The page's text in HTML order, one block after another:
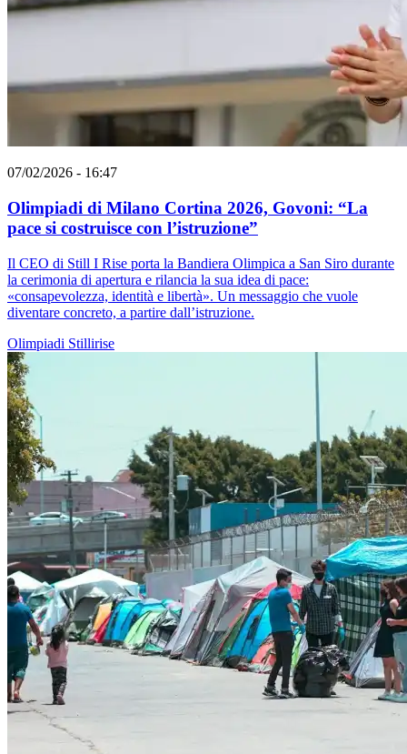
07/02/2026 - 16:47
Olimpiadi di Milano Cortina 2026, Govoni: “La
pace si costruisce con l’istruzione”
Il CEO di Still I Rise porta la Bandiera Olimpica a San Siro durante
la cerimonia di apertura e rilancia la sua idea di pace:
«consapevolezza, identità e libertà». Un messaggio che vuole
diventare concreto, a partire dall’istruzione.
Olimpiadi Stillirise